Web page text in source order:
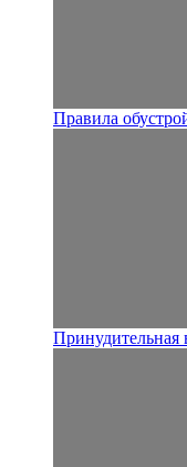
Правила
Принудительная